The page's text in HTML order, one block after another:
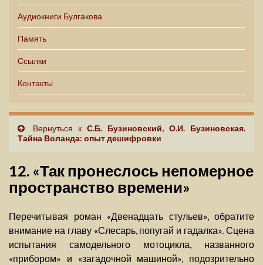
Аудиокниги Булгакова
Память
Ссылки
Контакты
Вернуться к С.Б. Бузиновский, О.И. Бузиновская.
Тайна Воланда: опыт дешифровки
12. «Так пронеслось непомерное
пространство времени»
Перечитывая роман «Двенадцать стульев», обратите
внимание на главу «Слесарь, попугай и гадалка». Сцена
испытания самодельного мотоцикла, названного
«прибором» и «загадочной машиной», подозрительно